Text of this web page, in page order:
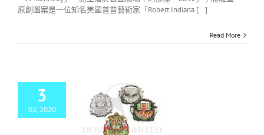
原創圖案是一位知名美國普普藝術家「Robert Indiana [...]
Read More
3
02, 2020
烤漆徽章客製化